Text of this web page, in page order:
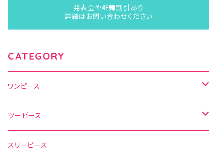
発表会や群舞割引あり
詳細はお問い合わせください
CATEGORY
ワンピース
水玉
花柄
ツーピース
水玉
スリーピース